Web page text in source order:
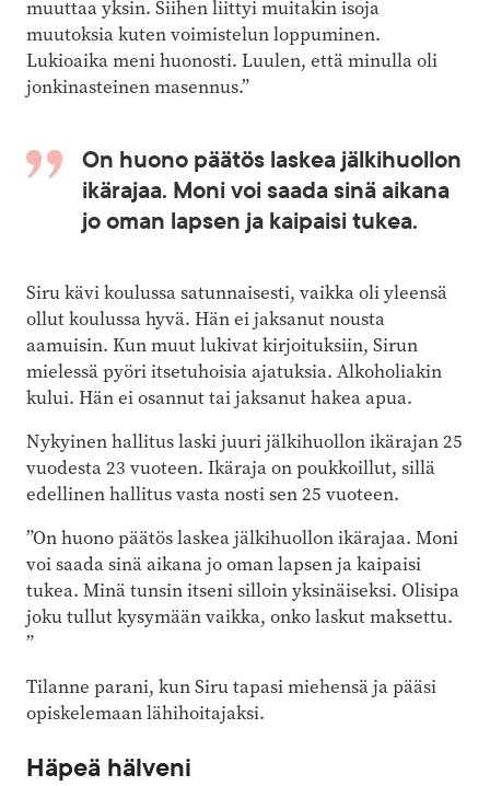
muuttaa yksin. Siihen liittyi muitakin isoja
muutoksia kuten voimistelun loppuminen.
Lukioaika meni huonosti. Luulen, että minulla oli
jonkinasteinen masennus.”
On huono päätös laskea jälkihuollon
ikärajaa. Moni voi saada sinä aikana
jo oman lapsen ja kaipaisi tukea.
Siru kävi koulussa satunnaisesti, vaikka oli yleensä
ollut koulussa hyvä. Hän ei jaksanut nousta
aamuisin. Kun muut lukivat kirjoituksiin, Sirun
mielessä pyöri itsetuhoisia ajatuksia. Alkoholiakin
kului. Hän ei osannut tai jaksanut hakea apua.
Nykyinen hallitus laski juuri jälkihuollon ikärajan 25
vuodesta 23 vuoteen. Ikäraja on poukkoillut, sillä
edellinen hallitus vasta nosti sen 25 vuoteen.
”On huono päätös laskea jälkihuollon ikärajaa. Moni
voi saada sinä aikana jo oman lapsen ja kaipaisi
tukea. Minä tunsin itseni silloin yksinäiseksi. Olisipa
joku tullut kysymään vaikka, onko laskut maksettu.
”
Tilanne parani, kun Siru tapasi miehensä ja pääsi
opiskelemaan lähihoitajaksi.
Häpeä hälveni